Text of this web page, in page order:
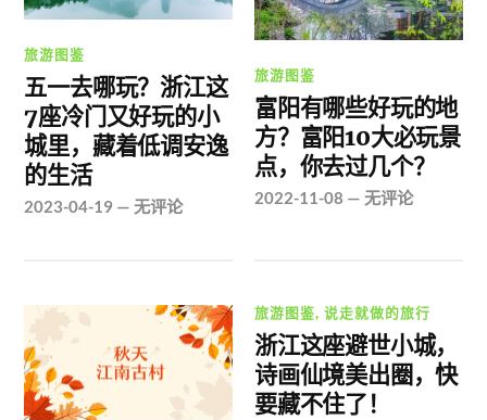
旅游图鉴
五一去哪玩？浙江这
7座冷门又好玩的小
城里，藏着低调安逸
的生活
2023-04-19 —无评论
旅游图鉴
富阳有哪些好玩的地
方？富阳10大必玩景
点，你去过几个？
2022-11-08 —无评论
旅游图鉴,说走就做的旅行
浙江这座避世小城，
诗画仙境美出圈，快
要藏不住了！